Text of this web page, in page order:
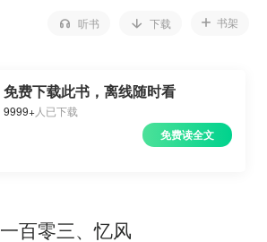
听书 下载 书架
免费下载此书，离线随时看
9999+人已下载
免费读全文
一百零三、忆风